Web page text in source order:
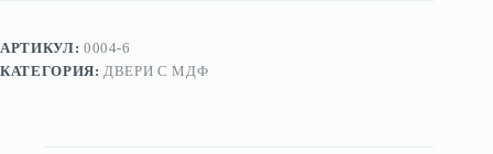
АРТИКУЛ: 0004-6
КАТЕГОРИЯ:ДВЕРИ С МДФ